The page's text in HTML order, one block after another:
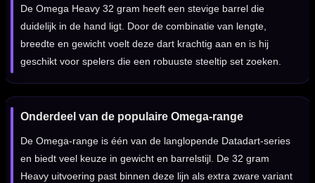
De Omega Heavy 32 gram heeft een stevige barrel die
duidelijk in de hand ligt. Door de combinatie van lengte,
breedte en gewicht voelt deze dart krachtig aan en is hij
geschikt voor spelers die een robuuste steeltip set zoeken.
Onderdeel van de populaire Omega-range
De Omega-range is één van de langlopende Datadart-series
en biedt veel keuze in gewicht en barrelstijl. De 32 gram
Heavy uitvoering past binnen deze lijn als extra zware variant